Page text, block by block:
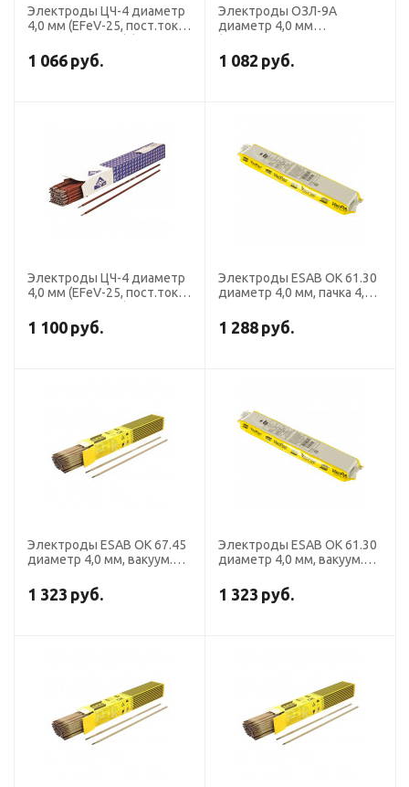
Электроды ЦЧ-4 диаметр
4,0 мм (EFeV-25, пост.ток,
кг, Ротекс)
1 066 руб.
Электроды ОЗЛ-9А
диаметр 4,0 мм
обр. пол.) (пачка 5 кг, ЛЭЗ)
1 082 руб.
Электроды ЦЧ-4 диаметр
4,0 мм (EFeV-25, пост.ток,
1 100 руб.
Электроды ESAB OK 61.30
диаметр 4,0 мм, пачка 4,1
1 288 руб.
Электроды ESAB OK 67.45
диаметр 4,0 мм, вакуум.уп.
1 323 руб.
Электроды ESAB OK 61.30
диаметр 4,0 мм, вакуум.уп.
1 323 руб.